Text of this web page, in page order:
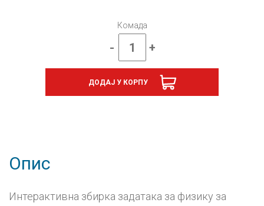
Комада
-
Физика
задатака,
е-
+
ДОДАЈ У КОРПУ
Опис
Интерактивна збирка задатака за физику за